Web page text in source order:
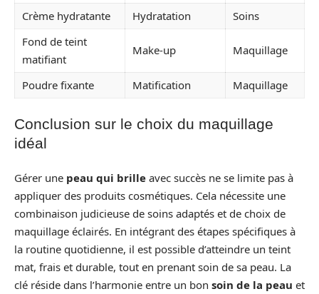
Crème hydratante Hydratation
Soins
Fond de teint
matifiant
Make-up Maquillage
Poudre fixante Matification Maquillage
Conclusion sur le choix du maquillage
idéal
Gérer une peau qui brille avec succès ne se limite pas à
appliquer des produits cosmétiques. Cela nécessite une
combinaison judicieuse de soins adaptés et de choix de
maquillage éclairés. En intégrant des étapes spécifiques à
la routine quotidienne, il est possible d’atteindre un teint
mat, frais et durable, tout en prenant soin de sa peau. La
clé réside dans l’harmonie entre un bon soin de la peau et